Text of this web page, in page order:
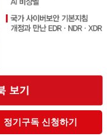
정기구독 신청하기